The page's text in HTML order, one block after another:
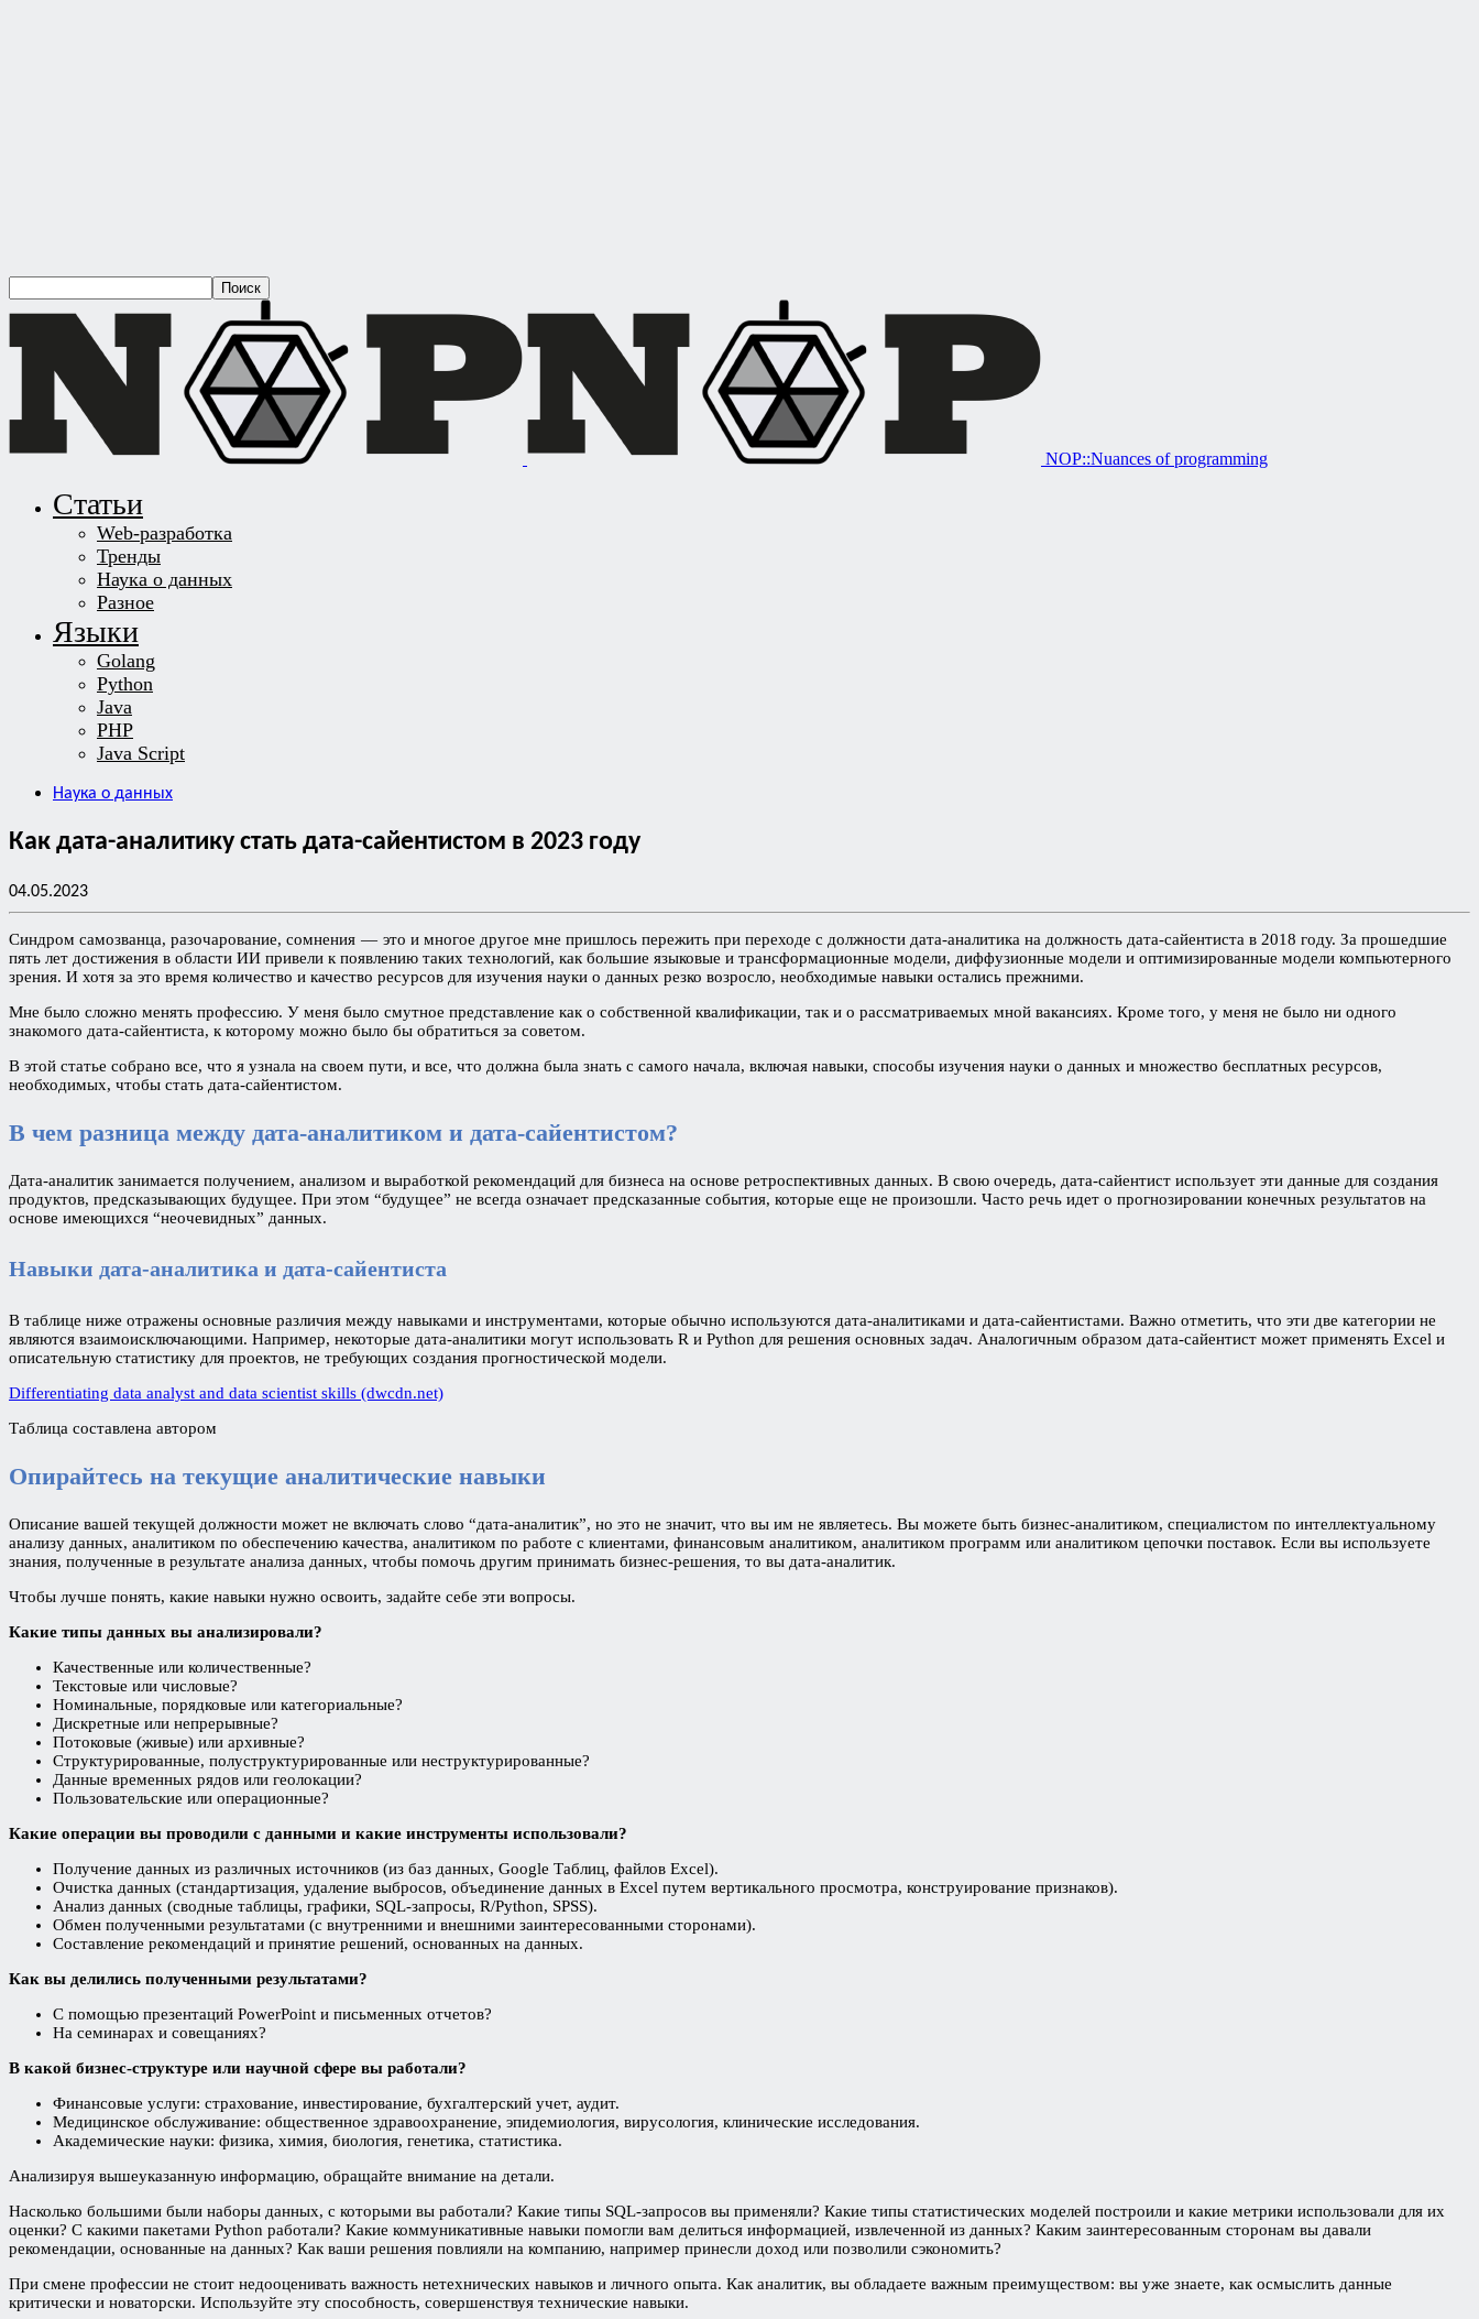
NOP::Nuances of programming
Статьи
Web-разработка
Тренды
Наука о данных
Разное
Языки
Golang
Python
Java
PHP
Java Script
Наука о данных
Как дата-аналитику стать дата-сайентистом в 2023 году
04.05.2023
Синдром самозванца, разочарование, сомнения — это и многое другое мне пришлось пережить при переходе с должности дата-аналитика на должность дата-сайентиста в 2018 году. За прошедшие
пять лет достижения в области ИИ привели к появлению таких технологий, как большие языковые и трансформационные модели, диффузионные модели и оптимизированные модели компьютерного
зрения. И хотя за это время количество и качество ресурсов для изучения науки о данных резко возросло, необходимые навыки остались прежними.
Мне было сложно менять профессию. У меня было смутное представление как о собственной квалификации, так и о рассматриваемых мной вакансиях. Кроме того, у меня не было ни одного
знакомого дата-сайентиста, к которому можно было бы обратиться за советом.
В этой статье собрано все, что я узнала на своем пути, и все, что должна была знать с самого начала, включая навыки, способы изучения науки о данных и множество бесплатных ресурсов,
необходимых, чтобы стать дата-сайентистом.
В чем разница между дата-аналитиком и дата-сайентистом?
Дата-аналитик занимается получением, анализом и выработкой рекомендаций для бизнеса на основе ретроспективных данных. В свою очередь, дата-сайентист использует эти данные для создания
продуктов, предсказывающих будущее. При этом “будущее” не всегда означает предсказанные события, которые еще не произошли. Часто речь идет о прогнозировании конечных результатов на
основе имеющихся “неочевидных” данных.
Навыки дата-аналитика и дата-сайентиста
В таблице ниже отражены основные различия между навыками и инструментами, которые обычно используются дата-аналитиками и дата-сайентистами. Важно отметить, что эти две категории не
являются взаимоисключающими. Например, некоторые дата-аналитики могут использовать R и Python для решения основных задач. Аналогичным образом дата-сайентист может применять Excel и
описательную статистику для проектов, не требующих создания прогностической модели.
Differentiating data analyst and data scientist skills (dwcdn.net)
Таблица составлена автором
Опирайтесь на текущие аналитические навыки
Описание вашей текущей должности может не включать слово “дата-аналитик”, но это не значит, что вы им не являетесь. Вы можете быть бизнес-аналитиком, специалистом по интеллектуальному
анализу данных, аналитиком по обеспечению качества, аналитиком по работе с клиентами, финансовым аналитиком, аналитиком программ или аналитиком цепочки поставок. Если вы используете
знания, полученные в результате анализа данных, чтобы помочь другим принимать бизнес-решения, то вы дата-аналитик.
Чтобы лучше понять, какие навыки нужно освоить, задайте себе эти вопросы.
Какие типы данных вы анализировали?
Качественные или количественные?
Текстовые или числовые?
Номинальные, порядковые или категориальные?
Дискретные или непрерывные?
Потоковые (живые) или архивные?
Структурированные, полуструктурированные или неструктурированные?
Данные временных рядов или геолокации?
Пользовательские или операционные?
Какие операции вы проводили с данными и какие инструменты использовали?
Получение данных из различных источников (из баз данных, Google Таблиц, файлов Excel).
Очистка данных (стандартизация, удаление выбросов, объединение данных в Excel путем вертикального просмотра, конструирование признаков).
Анализ данных (сводные таблицы, графики, SQL-запросы, R/Python, SPSS).
Обмен полученными результатами (с внутренними и внешними заинтересованными сторонами).
Составление рекомендаций и принятие решений, основанных на данных.
Как вы делились полученными результатами?
С помощью презентаций PowerPoint и письменных отчетов?
На семинарах и совещаниях?
В какой бизнес-структуре или научной сфере вы работали?
Финансовые услуги: страхование, инвестирование, бухгалтерский учет, аудит.
Медицинское обслуживание: общественное здравоохранение, эпидемиология, вирусология, клинические исследования.
Академические науки: физика, химия, биология, генетика, статистика.
Анализируя вышеуказанную информацию, обращайте внимание на детали.
Насколько большими были наборы данных, с которыми вы работали? Какие типы SQL-запросов вы применяли? Какие типы статистических моделей построили и какие метрики использовали для их
оценки? С какими пакетами Python работали? Какие коммуникативные навыки помогли вам делиться информацией, извлеченной из данных? Каким заинтересованным сторонам вы давали
рекомендации, основанные на данных? Как ваши решения повлияли на компанию, например принесли доход или позволили сэкономить?
При смене профессии не стоит недооценивать важность нетехнических навыков и личного опыта. Как аналитик, вы обладаете важным преимуществом: вы уже знаете, как осмыслить данные
критически и новаторски. Используйте эту способность, совершенствуя технические навыки.